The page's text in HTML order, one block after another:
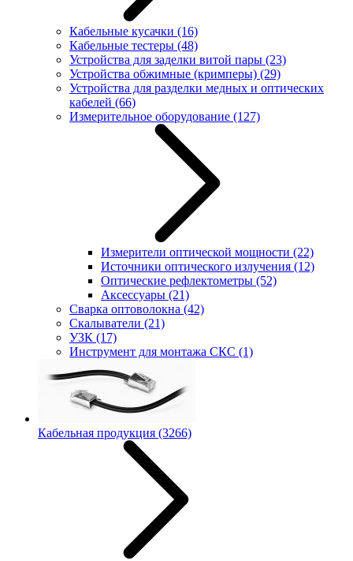
Кабельные кусачки (16)
Кабельные тестеры (48)
Устройства для заделки витой пары (23)
Устройства обжимные (кримперы) (29)
Устройства для разделки медных и оптических
кабелей (66)
Измерительное оборудование (127)
Измерители оптической мощности (22)
Источники оптического излучения (12)
Оптические рефлектометры (52)
Аксессуары (21)
Сварка оптоволокна (42)
Скалыватели (21)
УЗК (17)
Инструмент для монтажа СКС (1)
Кабельная продукция (3266)